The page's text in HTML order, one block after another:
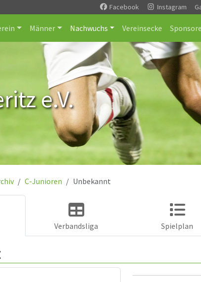
Facebook Instagram
Männer Nachwuchs Vereinsecke
e.V.
C-Junioren Unbekannt
Verbandsliga Spielplan